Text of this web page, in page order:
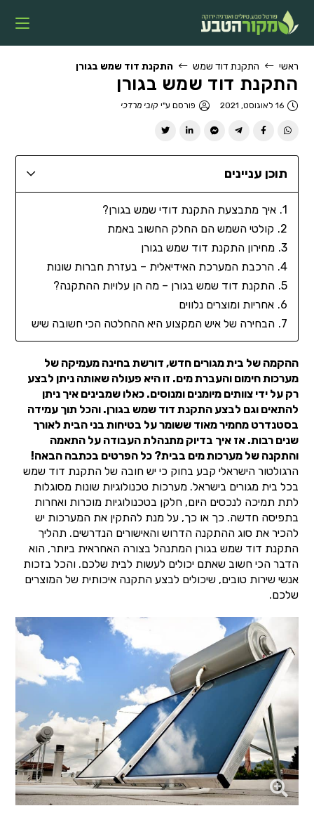
ראשי התקנת דוד שמש התקנת דוד שמש בגורן
התקנת דוד שמש בגורן
16 לאוגוסט, 2021 פורסם ע"י קובי מרדכי
תוכן עניינים
איך מתבצעת התקנת דודי שמש בגורן?
קולטי השמש הם החלק החשוב באמת
מחירון התקנת דוד שמש בגורן
הרכבת המערכת האידיאלית – בעזרת חברות שונות
התקנת דוד שמש בגורן – מה הן עלויות ההתקנה?
אחריות ומוצרים נלווים
הבחירה של איש המקצוע היא ההחלטה הכי חשובה שיש
ההקמה של בית מגורים חדש, דורשת בחינה מעמיקה של
מערכות חימום והעברת מים. זו היא פעולה שאותה ניתן לבצע
רק על ידי צוותים מיומנים ומנוסים. כאלו שמבינים איך ניתן
להתאים וגם לבצע התקנת דוד שמש בגורן. והכל תוך עמידה
בסטנדרט מחמיר מאוד ששומר על בטיחות בני הבית לאורך
שנים רבות. אז איך בדיוק מתנהלת העבודה על התאמה
והתקנה של מערכות מים בבית? כל הפרטים בכתבה הבאה!
הרגולטור הישראלי קבע בחוק כי יש חובה של התקנת דוד שמש
בכל בית מגורים בישראל. מערכות טכנולוגיות שונות מסוגלות
לתת תמיכה לנכסים היום, חלקן בטכנולוגיות מוכרות ואחרות
בתפיסה חדשה. כך או כך, על מנת להתקין את המערכות יש
להכיר את סוג ההתקנה הדרוש והאישורים הנדרשים. תהליך
התקנת דוד שמש בגורן המתנהל בצורה האחראית ביותר, הוא
הדבר הכי חשוב שאתם יכולים לעשות לבית שלכם. והכל בזכות
אנשי שירות טובים, שיכולים לבצע התקנה איכותית של המוצרים
שלכם.